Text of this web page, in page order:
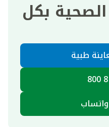
بكل
طبية